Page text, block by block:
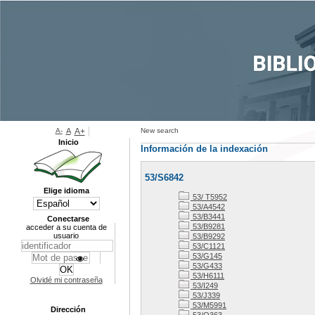
New search
Información de la indexación
53/S6842
53/ T5952
53/A4542
53/B3441
53/B9281
53/B9292
53/C1121
53/G145
53/G433
53/H6111
53/I249
53/J339
53/M5991
A- A A+
Inicio
Elige idioma
Conectarse
acceder a su cuenta de
usuario
Olvidé mi contraseña
Dirección